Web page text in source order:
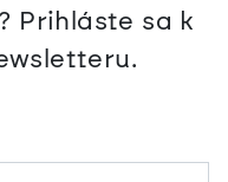
Prihláste sa k